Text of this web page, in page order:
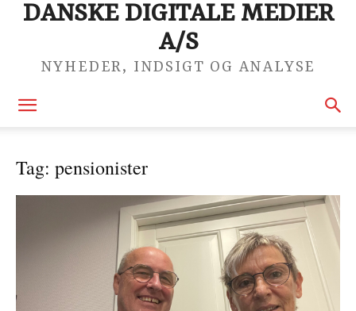
DANSKE DIGITALE MEDIER
A/S
NYHEDER, INDSIGT OG ANALYSE
Tag: pensionister